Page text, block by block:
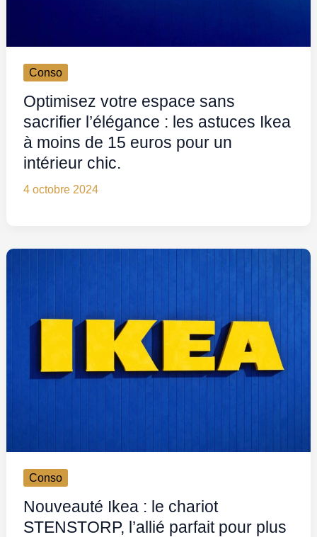
Conso
Optimisez votre espace sans
sacrifier l’élégance : les astuces Ikea
à moins de 15 euros pour un
intérieur chic.
4 octobre 2024
Conso
Nouveauté Ikea : le chariot
STENSTORP, l’allié parfait pour plus